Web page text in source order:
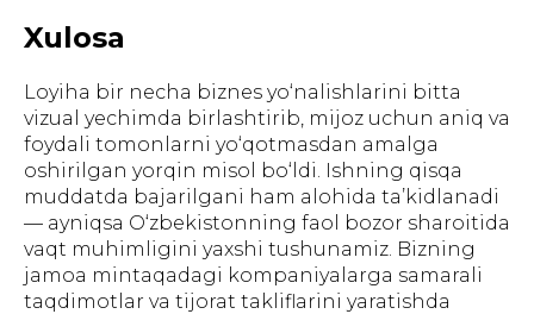
Xulosa
Loyiha bir necha biznes yo‘nalishlarini bitta
vizual yechimda birlashtirib, mijoz uchun aniq va
foydali tomonlarni yo‘qotmasdan amalga
oshirilgan yorqin misol bo‘ldi. Ishning qisqa
muddatda bajarilgani ham alohida ta’kidlanadi
— ayniqsa O‘zbekistonning faol bozor sharoitida
vaqt muhimligini yaxshi tushunamiz. Bizning
jamoa mintaqadagi kompaniyalarga samarali
taqdimotlar va tijorat takliflarini yaratishda
Создание, поддержка и
продвижение сайтов в Узбекистане
ГЛАВНАЯ О НАС УПАКОВКА
ПОЛИГРАФИЯ
БАННЕРЫ
INSTAGRAM ПРЕЗЕНТАЦИИ САЙТЫ
ПОЛЬЗОВАТЕЛЬСКОЕ
СОГЛАШЕНИЕ